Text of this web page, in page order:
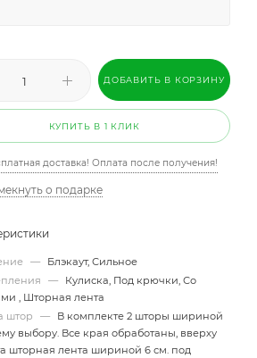
ДОБАВИТЬ В КОРЗИНУ
КУПИТЬ В 1 КЛИК
доставка! Оплата после получения!
о подарке
—
Блэкаут, Сильное
—
Кулиска, Под крючки, Со
, Шторная лента
штор
—
В комплекте 2 шторы шириной
выбору. Все края обработаны, вверху
шторная лента шириной 6 см. под